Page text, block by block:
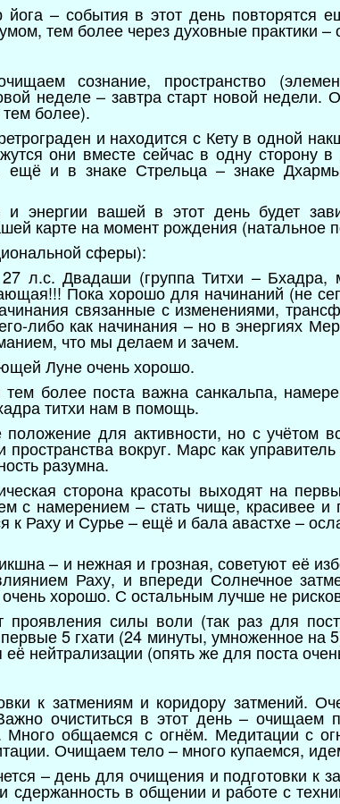
йога – события в этот день повторятся
тем более через духовные практики –
сознание, пространство
неделе – завтра старт новой
более).
и находится с Кету в одной
они вместе сейчас в одну сторону
ещё и в знаке Стрельца – знаке
и энергии вашей в этот день будет
карте на момент рождения (натальное
сферы):
л.с. Двадаши (группа Титхи –
Пока хорошо для начинаний (не
связанные с изменениями,
либо как начинания – но в энергиях
что мы делаем и зачем.
Луне очень хорошо.
более поста важна санкальпа,
титхи нам в помощь.
для активности, но с учётом
вокруг. Марс как
разумна.
сторона красоты выходят на
с намерением – стать чище, красивее и
к Раху и Сурье – ещё и бала авастхе –
– и нежная и грозная, советуют её
Раху, и впереди Солнечное
хорошо. С остальным лучше не
проявления силы воли (так раз для
5 гхати (24 минуты, умноженное на
нейтрализации (опять же для поста
к затмениям и коридору затмений.
очиститься в этот день – очищаем
Много общаемся с огнём. Медитации с
Очищаем тело – много купаемся,
– день для очищения и подготовки к
сдержанность в общении и работе с